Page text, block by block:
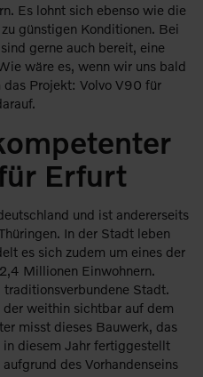
Es lohnt sich ebenso wie die
günstigen Konditionen. Bei
gerne auch bereit, eine
wäre es, wenn wir uns bald
das Projekt: Volvo V90 für
Erfurt
und ist andererseits
In der Stadt leben
es sich zudem um eines der
Millionen Einwohnern.
Stadt.
weithin sichtbar auf dem
misst dieses Bauwerk, das
diesem Jahr fertiggestellt
des Vorhandenseins